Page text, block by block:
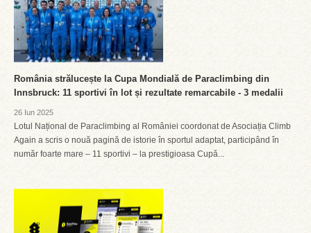
România strălucește la Cupa Mondială de Paraclimbing din
Innsbruck: 11 sportivi în lot și rezultate remarcabile - 3 medalii
26 Iun 2025
Lotul Național de Paraclimbing al României coordonat de Asociația Climb
Again a scris o nouă pagină de istorie în sportul adaptat, participând în
număr foarte mare – 11 sportivi – la prestigioasa Cupă...